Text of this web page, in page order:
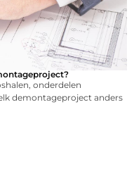
onderdelen
demontageproject anders